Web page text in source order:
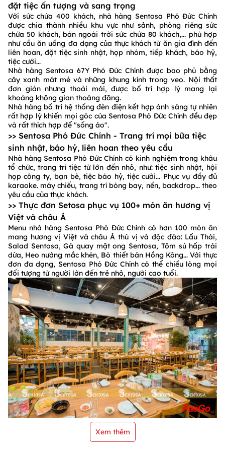
đặt tiệc ấn tượng và sang trọng
Với sức chứa 400 khách, nhà hàng Sentosa Phó Đức Chính
được chia thành nhiều khu vực như sảnh, phòng riêng sức
chứa 50 khách, bàn ngoài trời sức chứa 80 khách,... phù hợp
như cầu ăn uống đa dạng của thực khách từ ăn gia đình đến
liên hoan, đặt tiệc sinh nhật, họp nhóm, tiếp khách, báo hỷ,
tiệc cưới...
Nhà hàng Sentosa 67Y Phó Đức Chính được bao phủ bằng
cây xanh mát mẻ và những khung kính trong veo. Nội thất
đơn giản nhưng thoải mái, được bố trí hợp lý mang lại
khoảng không gian thoáng đãng.
Nhà hàng bố trí hệ thống đèn điện kết hợp ánh sáng tự nhiên
rất hợp lý khiến mọi góc của Sentosa Phó Đức Chính đều đẹp
và rất thích hợp để "sống ảo".
>> Sentosa Phó Đức Chính - Trang trí mọi bữa tiệc
sinh nhật, báo hỷ, liên hoan theo yêu cầu
Nhà hàng Sentosa Phó Đức Chính có kinh nghiệm trong khâu
tổ chức, trang trí tiệc từ lớn đến nhỏ, như: tiệc sinh nhật, hội
họp công ty, bạn bè, tiệc báo hỷ, tiệc cưới... Phục vụ đầy đủ
karaoke. máy chiếu, trang trí bóng bay, nến, backdrop... theo
yêu cầu của thực khách.
>> Thực đơn Setosa phục vụ 100+ món ăn hương vị
Việt và châu Á
Menu nhà hàng Sentosa Phó Đức Chính có hơn 100 món ăn
mang hương vị Việt và châu Á thú vị và độc đáo: Lẩu Thái,
Salad Sentosa, Gà quay mật ong Sentosa, Tôm sú hấp trái
dừa, Heo nướng mắc khén, Bò thiết bản Hồng Kông... Với thực
đơn đa dạng, Sentosa Phó Đức Chính có thể chiều lòng mọi
đối tượng từ người lớn đến trẻ nhỏ, người cao tuổi.
Xem thêm